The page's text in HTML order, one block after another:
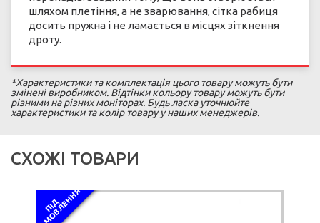
шляхом плетіння, а не зварювання, сітка рабиця
досить пружна і не ламається в місцях зіткнення
дроту.
*Характеристики та комплектація цього товару можуть бути
змінені виробником. Відтінки кольору товару можуть бути
різними на різних моніторах. Будь ласка уточнюйте
характеристики та колір товару у наших менеджерів.
СХОЖІ ТОВАРИ
П
І
Д
З
А
М
О
В
Л
Е
Н
Н
Я